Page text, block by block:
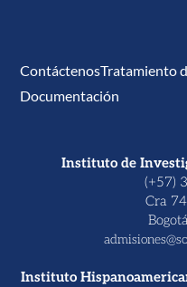
ContáctenosTratamiento
Documentación
Instituto de
(+57)
Cra
Instituto